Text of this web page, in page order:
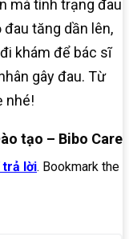
mà tình trạng đau
tăng dần lên,
khám để bác sĩ
gây đau. Từ
nhé!
tạo – Bibo Care
trả lời. Bookmark the